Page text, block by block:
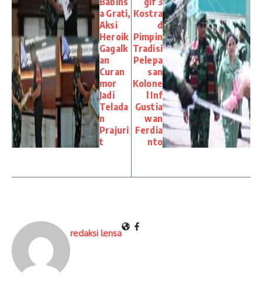
a Grati,
Aksi
Heroik
Gagalk
an
Curan
mor
Jadi
Telada
n
Prajuri
t
Kostra
d
Pimpin
Tradisi
Pelepa
san
Kolone
l Inf
Gustia
wan
Ferdia
nto
redaksi lensa